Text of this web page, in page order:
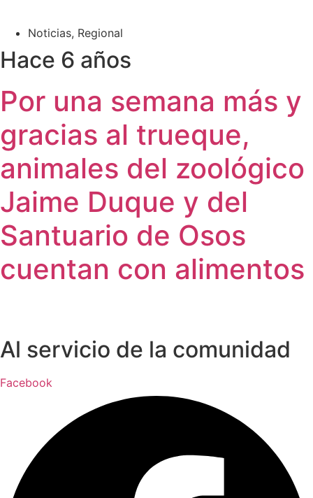
Noticias, Regional
Hace 6 años
Por una semana más y
gracias al trueque,
animales del zoológico
Jaime Duque y del
Santuario de Osos
cuentan con alimentos
Al servicio de la comunidad
Facebook